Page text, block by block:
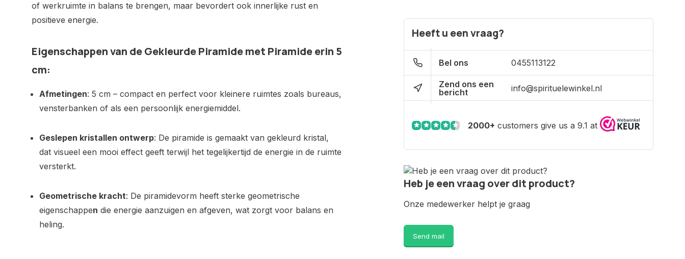
of werkruimte in balans te brengen, maar bevordert ook innerlijke rust en
positieve energie.
Eigenschappen van de Gekleurde Piramide met Piramide erin 5
cm:
Afmetingen: 5 cm – compact en perfect voor kleinere ruimtes zoals bureaus,
vensterbanken of als een persoonlijk energiemiddel.
Geslepen kristallen ontwerp: De piramide is gemaakt van gekleurd kristal,
dat visueel een mooi effect geeft terwijl het tegelijkertijd de energie in de ruimte
versterkt.
Geometrische kracht: De piramidevorm heeft sterke geometrische
eigenschappen die energie aanzuigen en afgeven, wat zorgt voor balans en
heling.
Heeft u een vraag?
Bel ons 0455113122
Zend ons een
bericht
info@spirituelewinkel.nl
2000+ customers give us a 9.1 at
Heb je een vraag over dit product?
Onze medewerker helpt je graag
Send mail